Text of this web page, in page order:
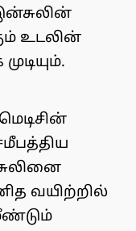
உடலின்
வயிற்றில்